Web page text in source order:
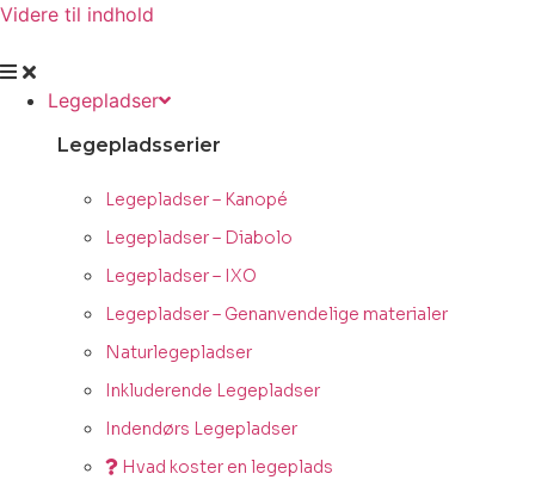
Videre til indhold
Legepladser
Legepladsserier
Legepladser – Kanopé
Legepladser – Diabolo
Legepladser – IXO
Legepladser – Genanvendelige materialer
Naturlegepladser
Inkluderende Legepladser
Indendørs Legepladser
Hvad koster en legeplads